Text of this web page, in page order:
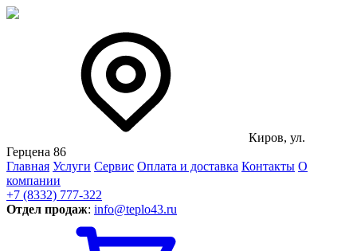
Киров, ул.
Герцена 86
Главная Услуги Сервис Оплата и доставка Контакты О
компании
+7 (8332) 777-322
Отдел продаж: info@teplo43.ru